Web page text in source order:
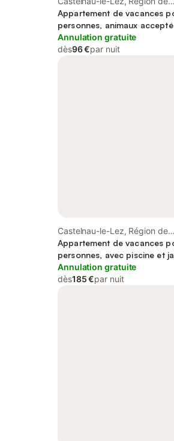
Montpellier
Appartement de vacances
personnes, animaux
Annulation gratuite
dès96 €par nuit
Castelnau-le-Lez, Région de
Montpellier
Appartement de vacances
personnes, avec piscine et
animaux acceptés
Annulation gratuite
dès185 €par nuit